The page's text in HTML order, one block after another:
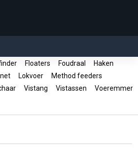
Floaters Foudraal
Haken
Lokvoer
Method feeders
Vistang Vistassen
Voeremmer